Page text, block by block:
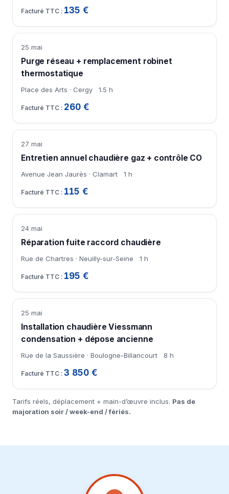
135 €
25 mai
Purge réseau + remplacement robinet
thermostatique
Place des Arts · Cergy 1.5 h
260 €
27 mai
Entretien annuel chaudière gaz + contrôle CO
Avenue Jean Jaurès · Clamart 1 h
115 €
24 mai
Réparation fuite raccord chaudière
Rue de Chartres · Neuilly-sur-Seine 1 h
195 €
25 mai
Installation chaudière Viessmann
condensation + dépose ancienne
Rue de la Saussière · Boulogne-Billancourt 8 h
3 850 €
Tarifs réels, déplacement + main-d’œuvre inclus. Pas de
majoration soir / week-end / fériés.